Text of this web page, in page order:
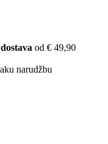
od € 49,90
narudžbu